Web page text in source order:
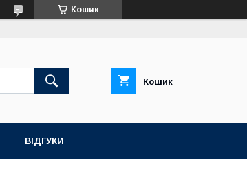
Кошик
Кошик
ВІДГУКИ